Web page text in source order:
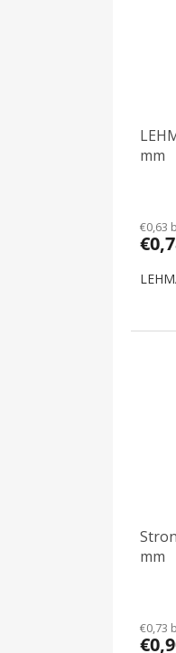
mm
€0,63
mm
€0,73